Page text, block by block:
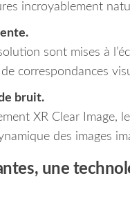
incroyablement
sont mises à
correspondances
bruit.
XR Clear Image,
des images
une